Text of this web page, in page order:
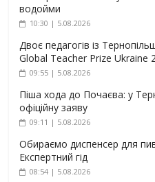
водойми
10:30 | 5.08.2026
Двоє педагогів із
Global Teacher Prize Ukraine
09:55 | 5.08.2026
Піша хода до Почаєва: у
офіційну заяву
09:11 | 5.08.2026
Обираємо диспенсер для
Експертний гід
08:54 | 5.08.2026